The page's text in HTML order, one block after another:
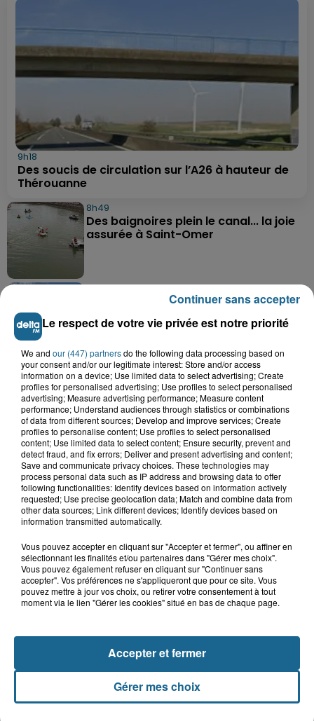
9h18
Des soucis de circulation sur l’A26 à hauteur de
Thérouanne
8h49
Des baignoires plein le canal... la joie
assurée à Saint-Omer
8h35
Les secrets des crustacés et des
flobards dévoilés ce week-end à...
8h21
Même durant les vacances,
Mouv’enfants Dunkerque se mobilise
7h53
Tardinghen : une femme de 75 ans
réanimée après une noyade
Le respect de votre vie privée est notre priorité
We and our (447) partnersdo the following data processing based on
your consent and/or our legitimate interest: Store and/or access
information on a device; Use limited data to select advertising; Create
profiles for personalised advertising; Use profiles to select personalised
advertising; Measure advertising performance; Measure content
performance; Understand audiences through statistics or combinations
of data from different sources; Develop and improve services; Create
profiles to personalise content; Use profiles to select personalised
content; Use limited data to select content; Ensure security, prevent and
detect fraud, and fix errors; Deliver and present advertising and content;
Save and communicate privacy choices. These technologies may
process personal data such as IP address and browsing data to offer
following functionalities: Identify devices based on information actively
requested; Use precise geolocation data; Match and combine data from
other data sources; Link different devices; Identify devices based on
information transmitted automatically.
Vous pouvez accepter en cliquant sur "Accepter et fermer", ou affiner en
sélectionnant les finalités et/ou partenaires dans "Gérer mes choix".
Vous pouvez également refuser en cliquant sur "Continuer sans
accepter". Vos préférences ne s'appliqueront que pour ce site. Vous
pouvez mettre à jour vos choix, ou retirer votre consentement à tout
moment via le lien "Gérer les cookies" situé en bas de chaque page.
Gérer mes choix
Accepter et fermer
Continuer sans accepter